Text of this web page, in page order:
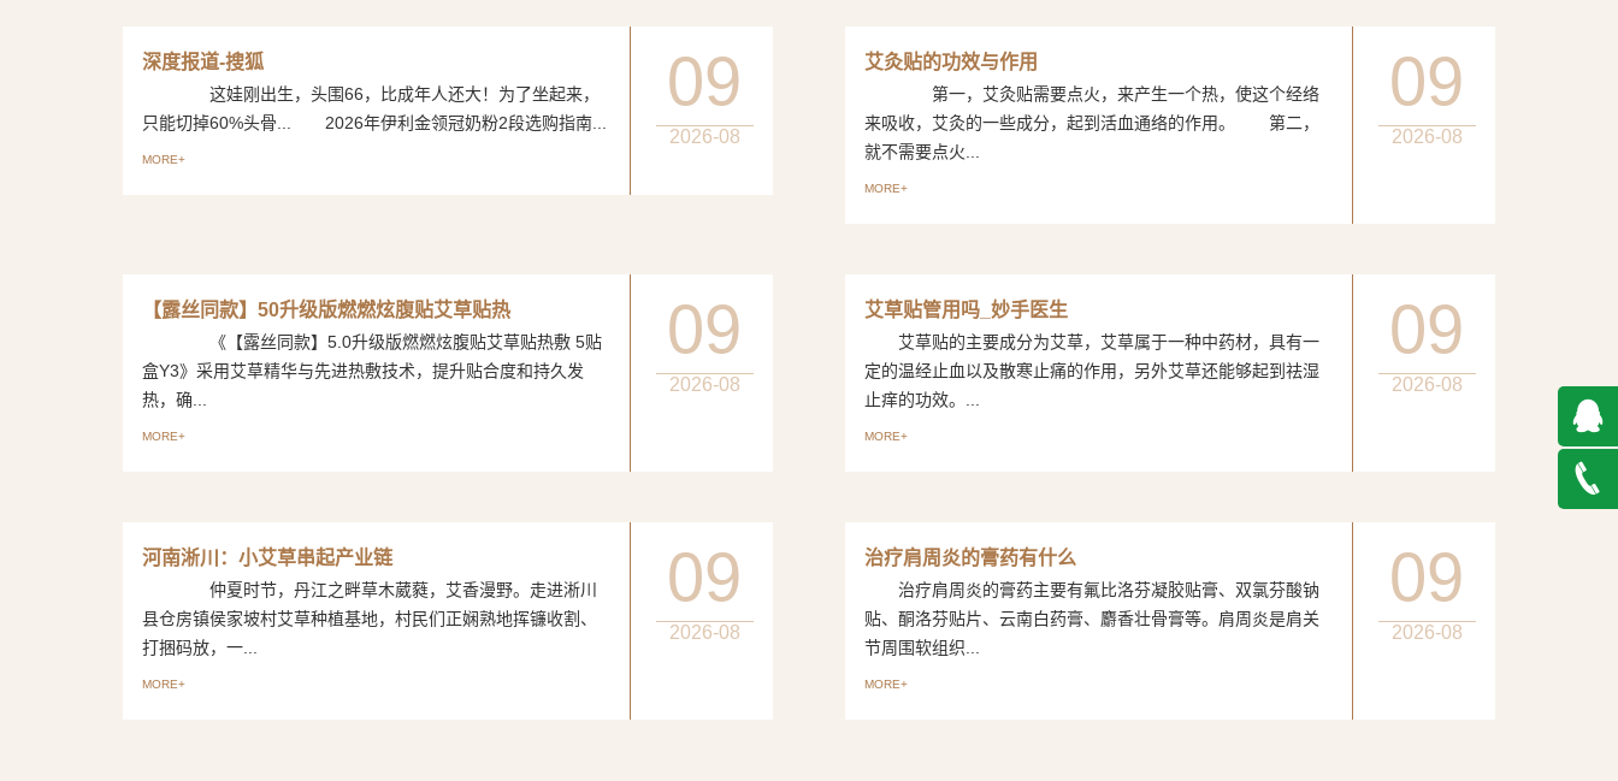
深度报道-搜狐
这娃刚出生，头围66，比成年人还大！为了坐起来，
只能切掉60%头骨... 2026年伊利金领冠奶粉2段选购指南...
MORE+
09
2026-08
艾灸贴的功效与作用
第一，艾灸贴需要点火，来产生一个热，使这个经络
来吸收，艾灸的一些成分，起到活血通络的作用。 第二，
就不需要点火...
MORE+
09
2026-08
【露丝同款】50升级版燃燃炫腹贴艾草贴热
《【露丝同款】5.0升级版燃燃炫腹贴艾草贴热敷 5贴
盒Y3》采用艾草精华与先进热敷技术，提升贴合度和持久发
热，确...
MORE+
09
2026-08
艾草贴管用吗_妙手医生
艾草贴的主要成分为艾草，艾草属于一种中药材，具有一
定的温经止血以及散寒止痛的作用，另外艾草还能够起到祛湿
止痒的功效。...
MORE+
09
2026-08
河南淅川：小艾草串起产业链
仲夏时节，丹江之畔草木葳蕤，艾香漫野。走进淅川
县仓房镇侯家坡村艾草种植基地，村民们正娴熟地挥镰收割、
打捆码放，一...
MORE+
09
2026-08
治疗肩周炎的膏药有什么
治疗肩周炎的膏药主要有氟比洛芬凝胶贴膏、双氯芬酸钠
贴、酮洛芬贴片、云南白药膏、麝香壮骨膏等。肩周炎是肩关
节周围软组织...
MORE+
09
2026-08
QQ在